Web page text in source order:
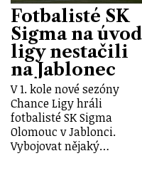
Fotbalisté SK
Sigma na úvod
ligy nestačili
na Jablonec
V 1. kole nové sezóny
Chance Ligy hráli
fotbalisté SK Sigma
Olomouc v Jablonci.
Vybojovat nějaký…